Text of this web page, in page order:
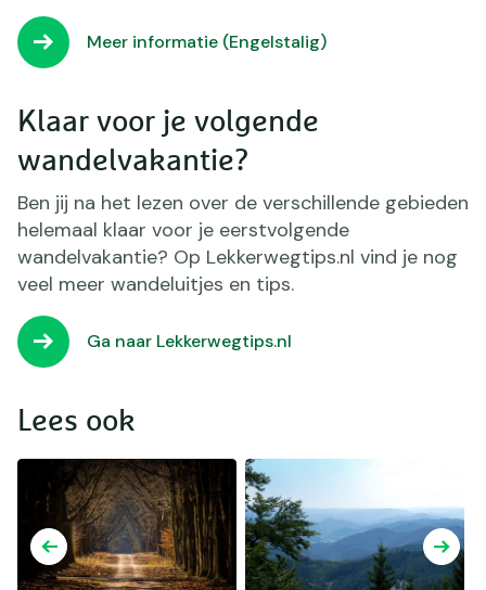
Meer informatie (Engelstalig)
Klaar voor je volgende
wandelvakantie?
Ben jij na het lezen over de verschillende gebieden
helemaal klaar voor je eerstvolgende
wandelvakantie? Op Lekkerwegtips.nl vind je nog
veel meer wandeluitjes en tips.
Ga naar Lekkerwegtips.nl
Lees ook